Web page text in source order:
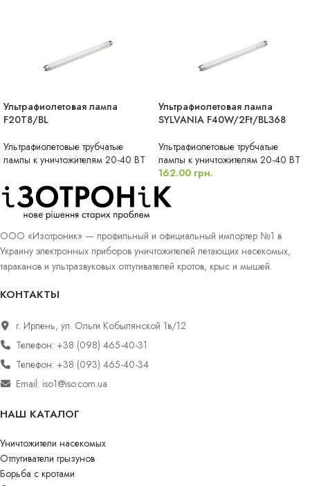
НЕТ В НАЛИЧИИ
Ультрафиолетовая лампа
F20T8/BL
Ультрафиолетовые трубчатые
лампы к уничтожителям 20-40 ВТ
Ультрафиолетовая лампа
SYLVANIA F40W/2Ft/BL368
Ультрафиолетовые трубчатые
лампы к уничтожителям 20-40 ВТ
162.00 грн.
ООО «Изотроник» — профильный и официальный импортер №1 в
Украину электронных приборов уничтожителей летающих насекомых,
тараканов и ультразвуковых отпугивателей кротов, крыс и мышей.
КОНТАКТЫ
г. Ирпень, ул. Ольги Кобылянской 1в/12
Телефон: +38 (098) 465-40-31
Телефон: +38 (093) 465-40-34
Email: iso1@iso.com.ua
НАШ КАТАЛОГ
Уничтожители насекомых
Отпугиватели грызунов
Борьба с кротами